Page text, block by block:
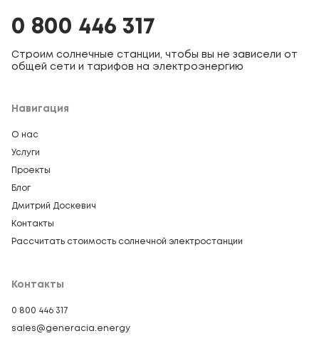
0 800 446 317
Строим солнечные станции, чтобы вы не зависели от
общей сети и тарифов на электроэнергию
Навигация
О нас
Услуги
Проекты
Блог
Дмитрий Доскевич
Контакты
Рассчитать стоимость солнечной электростанции
Контакты
0 800 446 317
sales@generacia.energy